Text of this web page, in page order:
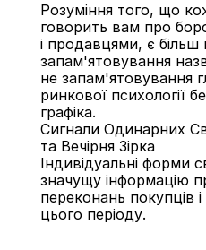
Розуміння того, що
говорить вам про
і продавцями, є більш
запам'ятовування
не запам'ятовування
ринкової психології
графіка.
Сигнали Одинарних
та Вечірня Зірка
Індивідуальні форми
значущу інформацію
переконань покупців
цього періоду.